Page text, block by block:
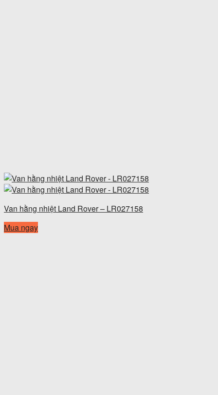
Van hằng nhiệt Land Rover – LR027158
Mua ngay